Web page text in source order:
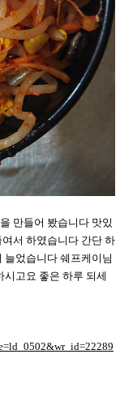
만들어 봤습니다 맛있
서 하였습니다 간단 하
늘었습니다 쉐프케이님
고요 좋은 하루 되세